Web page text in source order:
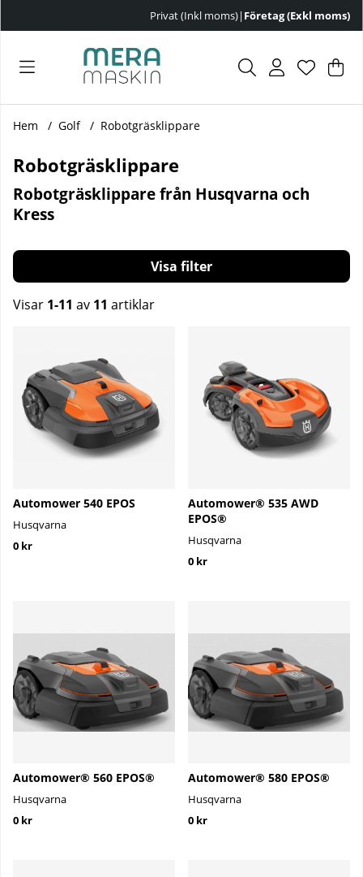
Privat (Inkl moms)| Företag (Exkl moms)
.
Hem Golf Robotgräsklippare
Robotgräsklippare
Robotgräsklippare från Husqvarna och
Kress
Filtrera
Visar 1-11 av 11 artiklar
Automower 540 EPOS
Husqvarna
0 kr
Automower® 535 AWD
EPOS®
Husqvarna
0 kr
Automower® 560 EPOS®
Husqvarna
0 kr
Automower® 580 EPOS®
Husqvarna
0 kr